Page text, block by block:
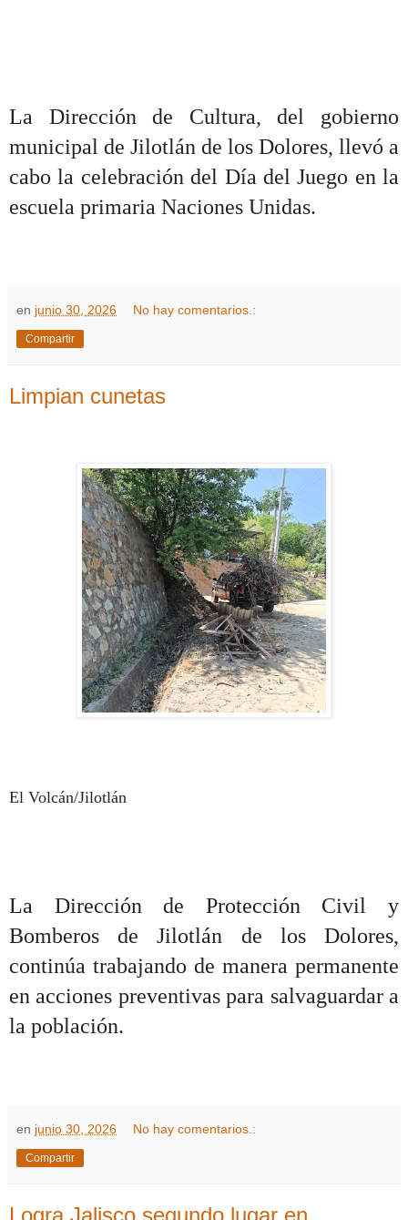
La Dirección de Cultura, del gobierno
municipal de Jilotlán de los Dolores, llevó a
cabo la celebración del Día del Juego en la
escuela primaria Naciones Unidas.
en junio 30, 2026 No hay comentarios.:
Compartir
Limpian cunetas
El Volcán/Jilotlán
La Dirección de Protección Civil y
Bomberos de Jilotlán de los Dolores,
continúa trabajando de manera permanente
en acciones preventivas para salvaguardar a
la población.
en junio 30, 2026 No hay comentarios.:
Compartir
Logra Jalisco segundo lugar en